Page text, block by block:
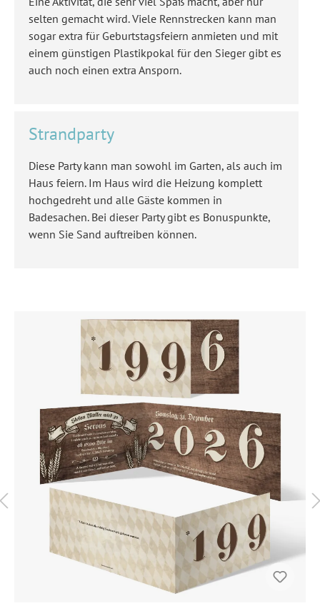
selten gemacht wird. Viele Rennstrecken kann man
sogar extra für Geburtstagsfeiern anmieten und mit
einem günstigen Plastikpokal für den Sieger gibt es
auch noch einen extra Ansporn.
Strandparty
Diese Party kann man sowohl im Garten, als auch im
Haus feiern. Im Haus wird die Heizung komplett
hochgedreht und alle Gäste kommen in
Badesachen. Bei dieser Party gibt es Bonuspunkte,
wenn Sie Sand auftreiben können.